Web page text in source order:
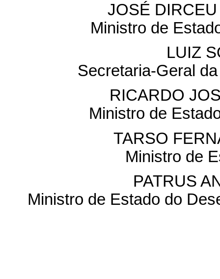
JOSÉ
Ministro de
LUIZ
Secretaria-Geral
RICARDO
Ministro de
TARSO
Ministro de
PATRUS
Ministro de Estado do